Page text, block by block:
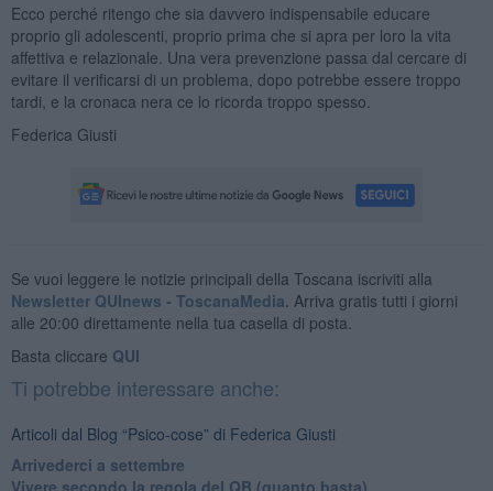
Ecco perché ritengo che sia davvero indispensabile educare
proprio gli adolescenti, proprio prima che si apra per loro la vita
affettiva e relazionale. Una vera prevenzione passa dal cercare di
evitare il verificarsi di un problema, dopo potrebbe essere troppo
tardi, e la cronaca nera ce lo ricorda troppo spesso.
Federica Giusti
Se vuoi leggere le notizie principali della Toscana iscriviti alla
Newsletter QUInews - ToscanaMedia. Arriva gratis tutti i giorni
alle 20:00 direttamente nella tua casella di posta.
Basta cliccare QUI
Ti potrebbe interessare anche:
Articoli dal Blog “Psico-cose” di Federica Giusti
​Arrivederci a settembre
​Vivere secondo la regola del QB (quanto basta)